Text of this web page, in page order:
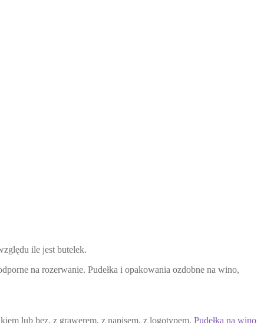
ile jest butelek.
na rozerwanie. Pudełka i opakowania ozdobne na wino,
lub bez, z grawerem, z napisem, z logotypem. Pudełka na wino